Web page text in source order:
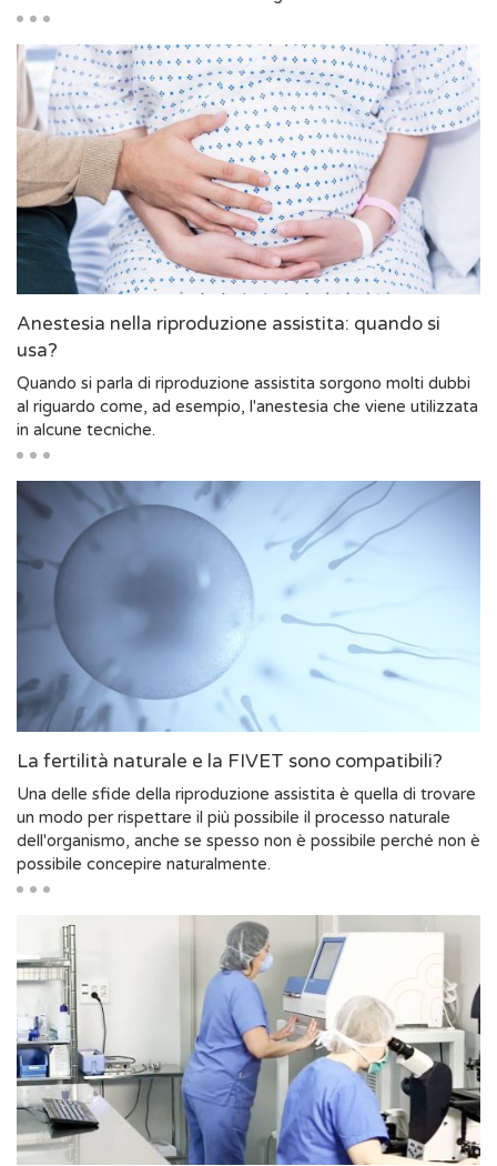
Anestesia nella riproduzione assistita: quando si
usa?
Quando si parla di riproduzione assistita sorgono molti dubbi
al riguardo come, ad esempio, l'anestesia che viene utilizzata
in alcune tecniche.
La fertilità naturale e la FIVET sono compatibili?
Una delle sfide della riproduzione assistita è quella di trovare
un modo per rispettare il più possibile il processo naturale
dell'organismo, anche se spesso non è possibile perché non è
possibile concepire naturalmente.